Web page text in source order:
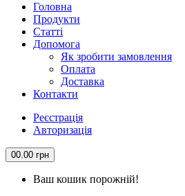
Головна
Продукти
Статтi
Допомога
Як зробити замовлення
Оплата
Доставка
Контакти
Реєстрація
Авторизація
00.00 грн
Ваш кошик порожній!